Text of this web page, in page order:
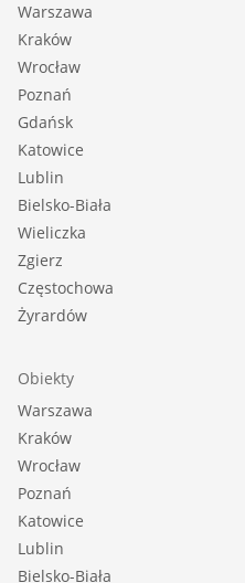
Warszawa
Kraków
Wrocław
Poznań
Gdańsk
Katowice
Lublin
Bielsko-Biała
Wieliczka
Zgierz
Częstochowa
Żyrardów
Obiekty
Warszawa
Kraków
Wrocław
Poznań
Katowice
Lublin
Bielsko-Biała